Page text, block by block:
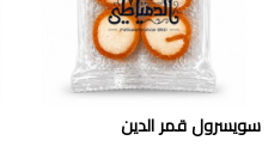
سويسرول قمر الدين